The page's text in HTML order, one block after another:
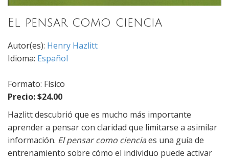
El pensar como ciencia
Autor(es): Henry Hazlitt
Idioma: Español
Formato: Físico
Precio: $24.00
Hazlitt descubrió que es mucho más importante
aprender a pensar con claridad que limitarse a asimilar
información. El pensar como cienciaes una guía de
entrenamiento sobre cómo el individuo puede activar